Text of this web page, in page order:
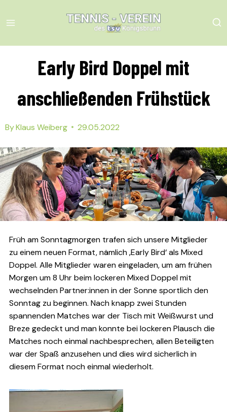
to
Early Bird Doppel mit
anschließenden Frühstück
ByKlaus Weiberg 29.05.2022
Früh am Sonntagmorgen trafen sich unsere Mitglieder
zu einem neuen Format, nämlich ‚Early Bird‘ als Mixed
Doppel. Alle Mitglieder waren eingeladen, um am frühen
Morgen um 8 Uhr beim lockeren Mixed Doppel mit
wechselnden Partner:innen in der Sonne sportlich den
Sonntag zu beginnen. Nach knapp zwei Stunden
spannenden Matches war der Tisch mit Weißwurst und
Breze gedeckt und man konnte bei lockeren Plausch die
Matches noch einmal nachbesprechen, allen Beteiligten
war der Spaß anzusehen und dies wird sicherlich in
diesem Format noch einmal wiederholt.